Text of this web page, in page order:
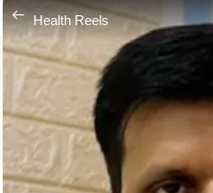
Health Reels